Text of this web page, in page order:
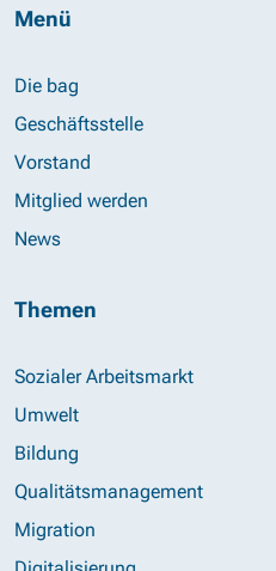
Menü
Die bag
Geschäftsstelle
Vorstand
Mitglied werden
News
Themen
Sozialer Arbeitsmarkt
Umwelt
Bildung
Qualitätsmanagement
Migration